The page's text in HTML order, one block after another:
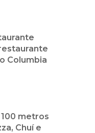
Columbia
metros
Chuí e